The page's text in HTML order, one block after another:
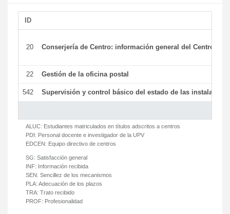
ID
20 Conserjería de Centro: información general del Centro y
22 Gestión de la oficina postal
542 Supervisión y control básico del estado de las
ALUC: Estudiantes matriculados en títulos adscritos a centros
PDI: Personal docente e investigador de la UPV
EDCEN: Equipo directivo de centros
SG: Satisfacción general
INF: Información recibida
SEN: Sencillez de los mecanismos
PLA: Adecuación de los plazos
TRA: Trato recibido
PROF: Profesionalidad